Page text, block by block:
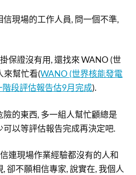
現場的工作人員, 問一個不準,
保證沒有用, 還找來 WANO (世
來幫忙看(WANO (世界核能發電
段評估報告估9月完成).
險的東西, 多一組人幫忙顧總是
可以等評估報告完成再決定吧.
連現場作業經驗都沒有的人和
卻不願相信專家, 說實在, 我個人